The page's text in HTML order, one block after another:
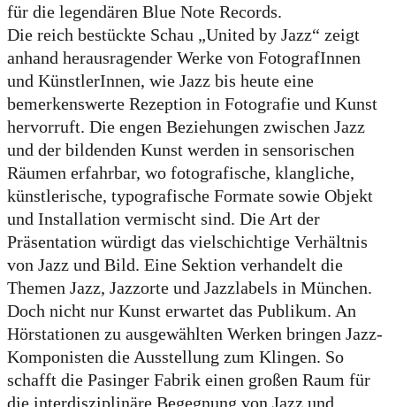
für die legendären Blue Note Records.
Die reich bestückte Schau „United by Jazz“ zeigt
anhand herausragender Werke von FotografInnen
und KünstlerInnen, wie Jazz bis heute eine
bemerkenswerte Rezeption in Fotografie und Kunst
hervorruft. Die engen Beziehungen zwischen Jazz
und der bildenden Kunst werden in sensorischen
Räumen erfahrbar, wo fotografische, klangliche,
künstlerische, typografische Formate sowie Objekt
und Installation vermischt sind. Die Art der
Präsentation würdigt das vielschichtige Verhältnis
von Jazz und Bild. Eine Sektion verhandelt die
Themen Jazz, Jazzorte und Jazzlabels in München.
Doch nicht nur Kunst erwartet das Publikum. An
Hörstationen zu ausgewählten Werken bringen Jazz-
Komponisten die Ausstellung zum Klingen. So
schafft die Pasinger Fabrik einen großen Raum für
die interdisziplinäre Begegnung von Jazz und